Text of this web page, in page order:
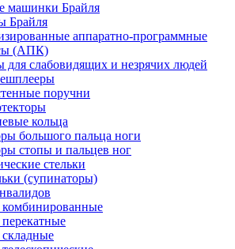
машинки Брайля
Брайля
аппаратно-программные
(АПК)
для слабовидящих и незрячих людей
поручни
кольца
большого пальца ноги
стопы и пальцев ног
стельки
(супинаторы)